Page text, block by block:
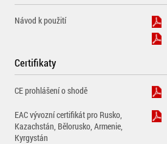
Návod k použití
Certifikaty
CE prohlášení o shodě
EAC vývozní certifikát pro Rusko,
Kazachstán, Bělorusko, Armenie,
Kyrgystán